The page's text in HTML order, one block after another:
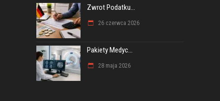
Zwrot Podatku...
26 czerwca 2026
Pakiety Medyc...
28 maja 2026